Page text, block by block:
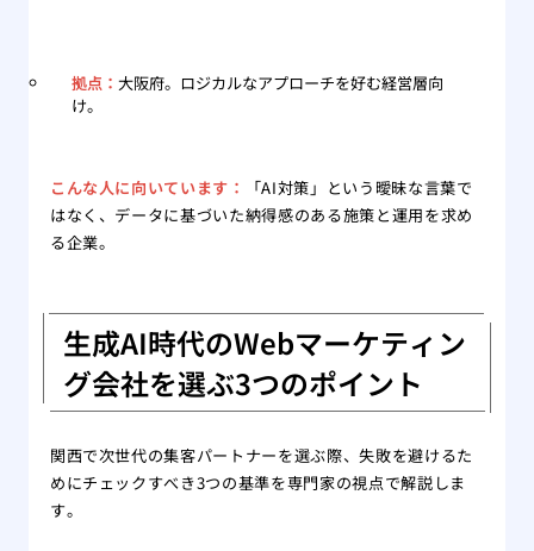
拠点： 大阪府。ロジカルなアプローチを好む経営層向
け。
こんな人に向いています：
「AI対策」という曖昧な言葉で
はなく、データに基づいた納得感のある施策と運用を求め
る企業。
生成AI時代のWebマーケティン
グ会社を選ぶ3つのポイント
関西で次世代の集客パートナーを選ぶ際、失敗を避けるた
めにチェックすべき3つの基準を専門家の視点で解説しま
す。